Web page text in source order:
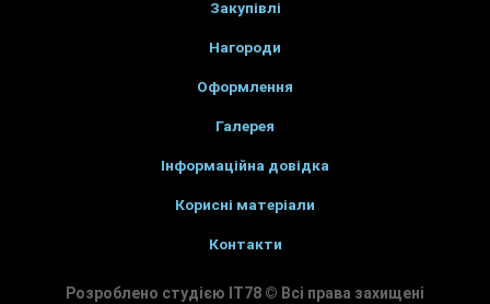
Закупівлі
Нагороди
Оформлення
Галерея
Інформаційна довідка
Корисні матеріали
Контакти
Розроблено студією IT78 © Всі права захищені